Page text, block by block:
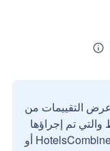
التقييمات من
تم إجراؤها
بواسطة مستخدمين حقيقيين مع HotelsCombined أو